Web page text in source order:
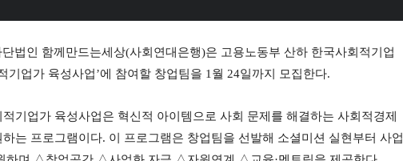
법인 함께만드는세상(사회연대은행)은 고용노동부 산하 한국사회적기업
기업가 육성사업’에 참여할 창업팀을 1월 24일까지 모집한다.
기업가 육성사업은 혁신적 아이템으로 사회 문제를 해결하는 사회적경제
는 프로그램이다. 이 프로그램은 창업팀을 선발해 소셜미션 실현부터 사업